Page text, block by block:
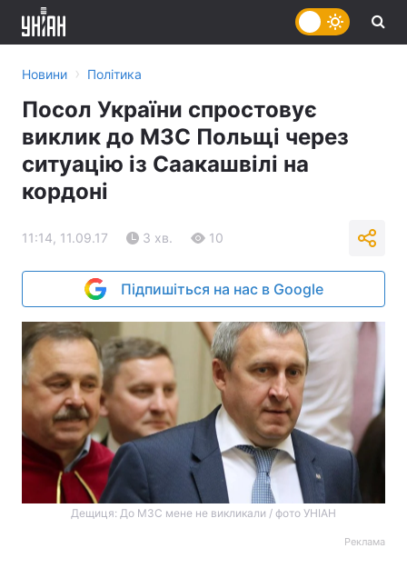
Новини › Політика
Посол України спростовує
виклик до МЗС Польщі через
ситуацію із Саакашвілі на
кордоні
11:14, 11.09.17 3 хв. 10
Підпишіться на нас в Google
Дещиця: До МЗС мене не викликали / фото УНІАН
Реклама